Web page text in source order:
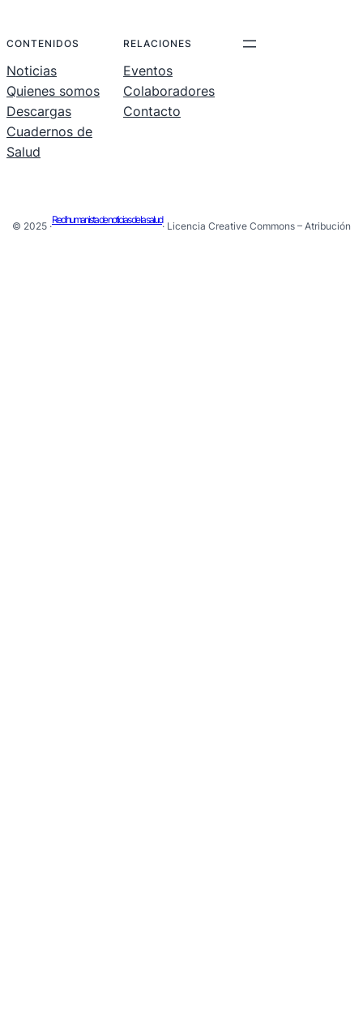
CONTENIDOS
Noticias
Quienes somos
Descargas
Cuadernos de
Salud
RELACIONES
Eventos
Colaboradores
Contacto
© 2025 ·
Red humanista de noticias de la salud
· Licencia Creative Commons – Atribución